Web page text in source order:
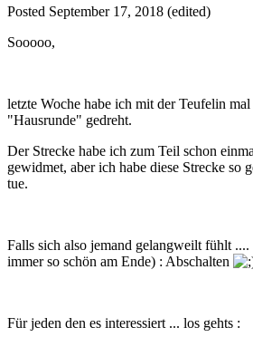
Posted September 17, 2018 (edited)
Sooooo,
letzte Woche habe ich mit der Teufelin
"Hausrunde" gedreht.
Der Strecke habe ich zum Teil schon
gewidmet, aber ich habe diese Strecke so
tue.
Falls sich also jemand gelangweilt fühlt
immer so schön am Ende) : Abschalten
Für jeden den es interessiert ... los gehts :